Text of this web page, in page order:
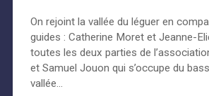
On rejoint la vallée du léguer en
guides : Catherine Moret et Jeanne-
toutes les deux parties de
et Samuel Jouon qui s’occupe du
vallée…